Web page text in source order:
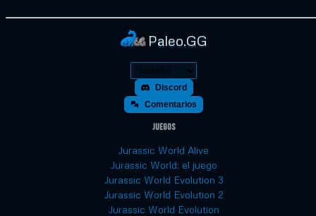
Paleo.GG
Discord
Comentarios
Juegos
Jurassic World Alive
Jurassic World: el juego
Jurassic World Evolution 3
Jurassic World Evolution 2
Jurassic World Evolution